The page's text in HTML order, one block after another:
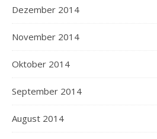
Dezember 2014
November 2014
Oktober 2014
September 2014
August 2014